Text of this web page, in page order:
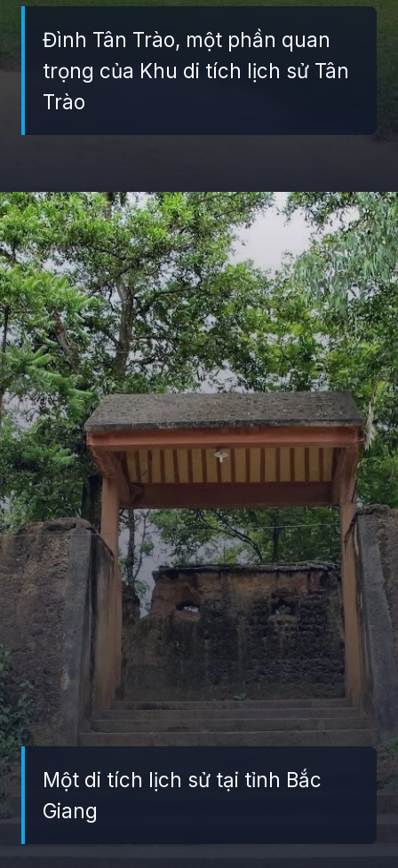
Đình Tân Trào, một phần quan
trọng của Khu di tích lịch sử Tân
Trào
Đang mở https://giaydabonghana.com/nhung-di-tich-lich-su-noi-tieng-o-viet-nam
Một di tích lịch sử tại tỉnh Bắc
Giang